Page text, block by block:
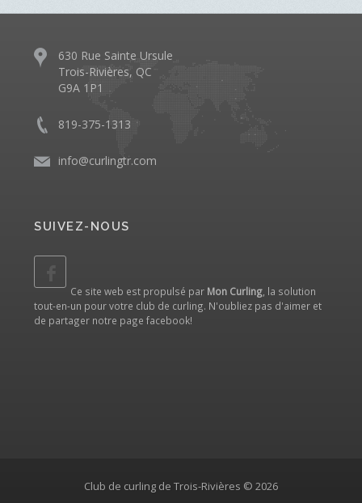
630 Rue Sainte Ursule
Trois-Rivières, QC
G9A 1P1
819-375-1313
info@curlingtr.com
SUIVEZ-NOUS
Ce site web est propulsé par Mon Curling , la solution
tout-en-un pour votre club de curling. N'oubliez pas d'aimer et
de partager notre page facebook!
Club de curling de Trois-Rivières © 2026